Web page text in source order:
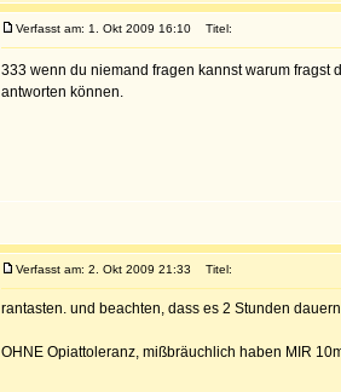
Verfasst am: 1. Okt 2009 16:10 Titel:
333 wenn du niemand fragen kannst warum
antworten können.
Verfasst am: 2. Okt 2009 21:33 Titel:
rantasten. und beachten, dass es 2 Stunden
OHNE Opiattoleranz, mißbräuchlich haben MIR